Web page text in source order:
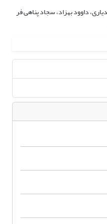
داوود بهزاد، سجاد پناهی فر